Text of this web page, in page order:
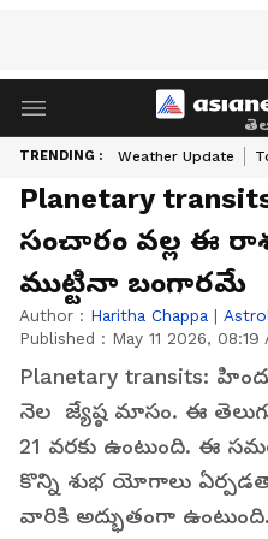
TRENDING : Weather Update
Planetary
సంచారం వల్ల ఈ
ముట్టినా బంగారమే
Author : Haritha Chappa |
Published : May 11 2026, 08:19
Planetary transits:
నెల జ్యేష్ఠ మాసం. ఈ
21 వరకు ఉంటుంది. ఈ
కొన్ని శుభ యోగాలు
వారికి అద్భుతంగా ఉంటుంది.